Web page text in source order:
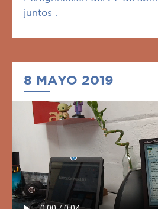
juntos .
8 MAYO 2019